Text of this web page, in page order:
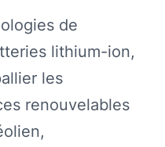
de
lithium-ion,
les
renouvelables